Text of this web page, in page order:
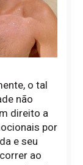
o tal
não
direito a
por
e seu
ao